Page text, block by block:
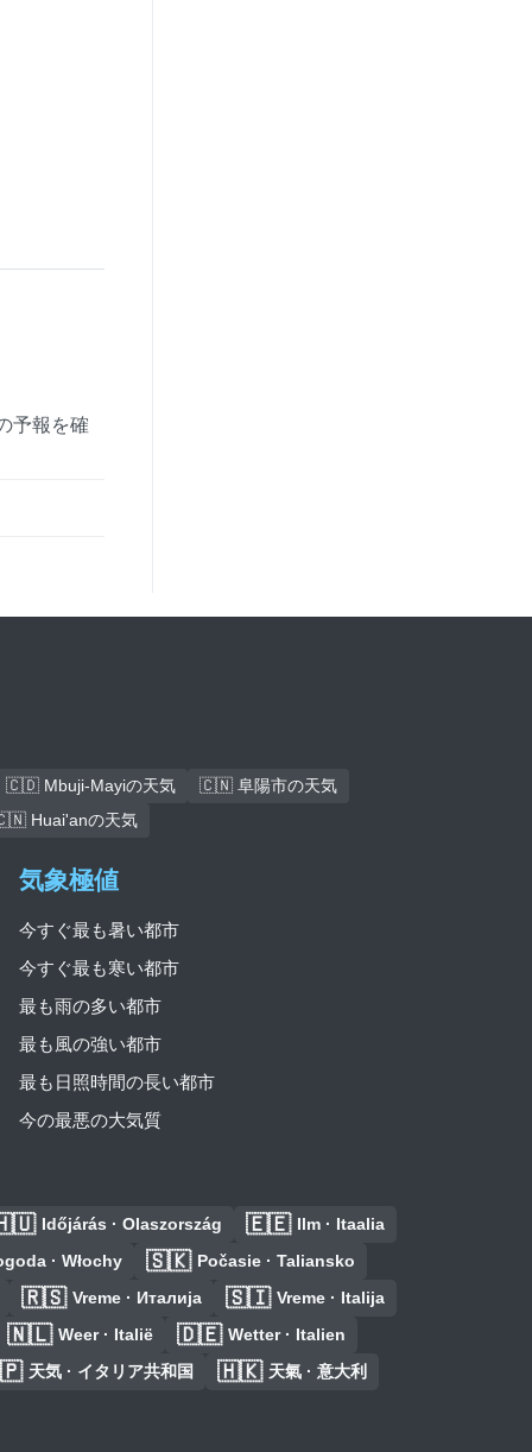
予報を確
🇨🇩 Mbuji-Mayiの天気
🇨🇳 阜陽市の天気
Huai'anの天気
気象極値
今すぐ最も暑い都市
今すぐ最も寒い都市
最も雨の多い都市
最も風の強い都市
最も日照時間の長い都市
今の最悪の大気質
Időjárás · Olaszország 🇪🇪 Ilm · Itaalia
· Włochy
🇸🇰 Počasie · Taliansko
🇷🇸 Vreme · Италија 🇸🇮 Vreme · Italija
🇳🇱 Weer · Italië 🇩🇪 Wetter · Italien
天気 · イタリア共和国 🇭🇰 天氣 · 意大利